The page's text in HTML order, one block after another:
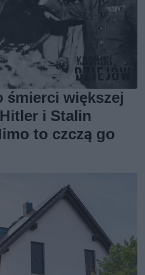
śmierci większej
i Stalin
to czczą go